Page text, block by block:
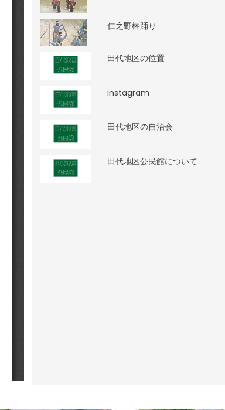
仁之野棒踊り
田代地区の位置
instagram
田代地区の自治会
田代地区公民館について